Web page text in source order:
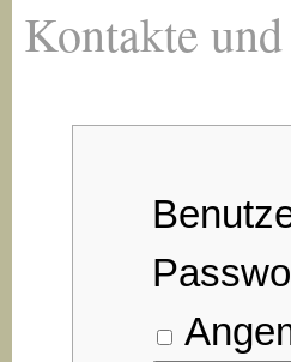
Kontakte